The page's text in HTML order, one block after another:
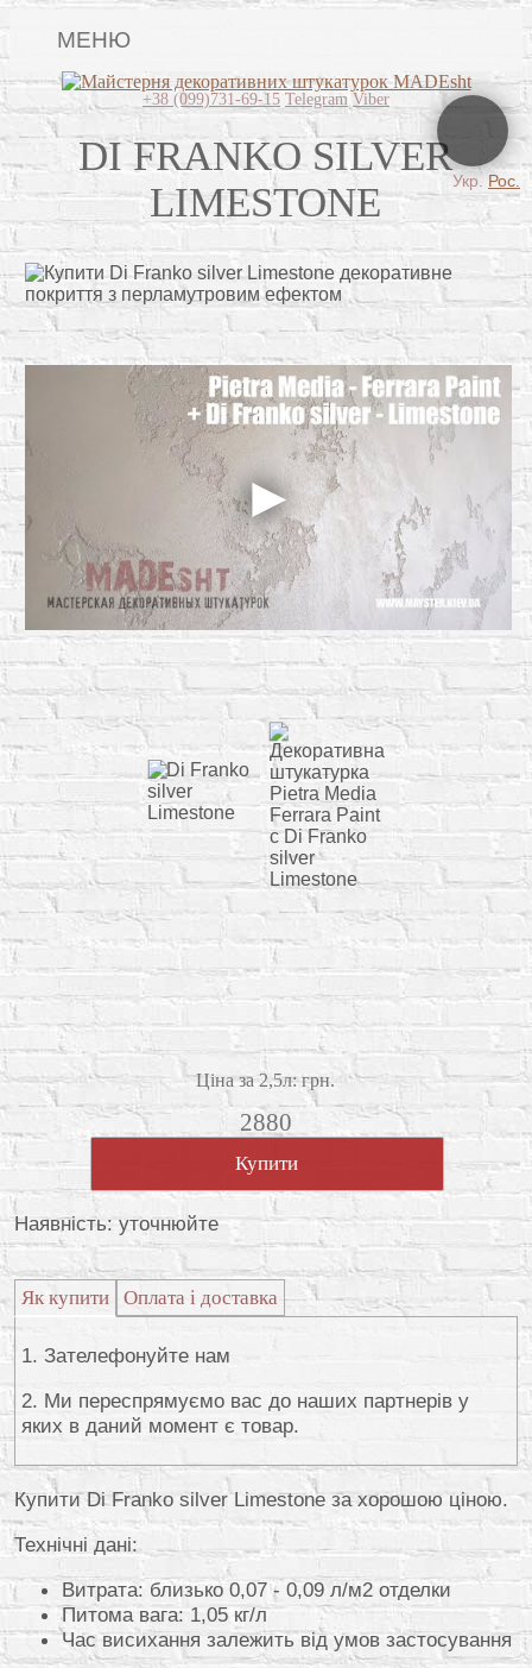
МЕНЮ
Lincrusta
Наші роботи
Поклейка шпалер
Картини
Декоративні панно
Відео
Питання-відповідь
+38 (099)731-69-15 Telegram Viber
DI FRANKO SILVER
LIMESTONE
Ціна за 2,5л: грн.
2880
Купити
Наявність: уточнюйте
Як купити Оплата і доставка
1. Зателефонуйте нам
2. Ми переспрямуємо вас до наших партнерів у
яких в даний момент є товар.
Купити Di Franko silver Limestone за хорошою ціною.
Технічні дані:
Витрата: близько 0,07 - 0,09 л/м2 отделки
Питома вага: 1,05 кг/л
Час висихання залежить від умов застосування
Укр. Рос.